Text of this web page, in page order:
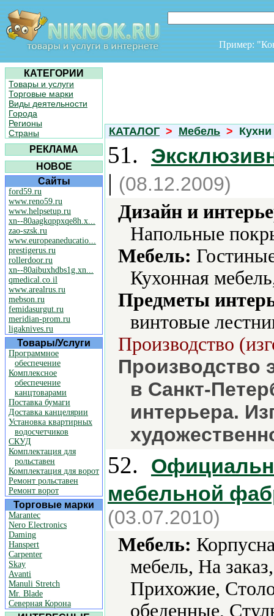
Пример:
КАТЕГОРИИ
Товары и услуги
Торговые марки
Виды деятельности
Города
Регионы
Страны
РЕКЛАМА
НОВОЕ
Сайты
ford59.ru
www.reno59.ru
www.helpsetup.ru
xn--80aagkqppxqe8h.x...
zao-szsk.ru
www.europeaneducatio...
prestigerus.ru
rollerdoor.ru
xn--80aibuxhdbs1g.xn...
qmedical.co.il
www.arealrus.ru
mebson.ru
femidasurgut.ru
meridian-prom.ru
ligaknives.ru
Товары/Услуги
Программное
обеспечение
Комплексное
обеспечение
канцтоварами
Поставка бумаги
Доставка канцелярии
Установка квартирных
водосчетчиков
СКУД
Комплектация для
рольставен
Комплектация для ворот
Ремонт рольставен
Ремонт ворот
Торговые марки
Marantec
Nero Electronics
Daming
Hanspert
Carpenter
Skay
Avanti
Manuli Stretch
Mr. Blade
Северная Корона
КАТАЛОГ > Мебель >
51.
| (08.12.2009)
Дизайн и
Напольные
Мебель:
Кухонная
Предметы
винтовые
Производство
Производство
в Санкт-
интерьера.
52.
мебельной
(03.07.2010)
Мебель:
мебель, На
Прихожие,
обеденные,